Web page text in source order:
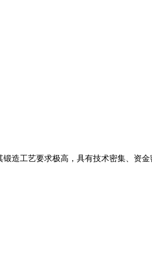
造工艺要求极高，具有技术密集、资金